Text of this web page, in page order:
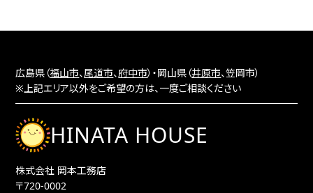
広島県（福山市、 尾道市、 府中市）・岡山県（井原市、笠岡市）
※上記エリア以外をご希望の方は、一度ご相談ください
HINATA HOUSE
株式会社 岡本工務店
〒720-0002